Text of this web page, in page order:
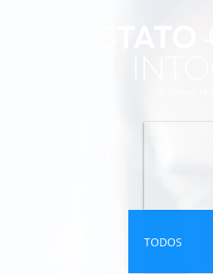
TODOS